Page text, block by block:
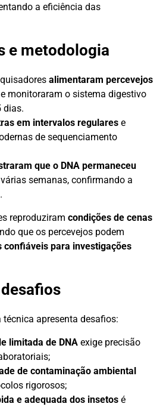
a eficiência das
e metodologia
alimentaram percevejos
e monitoraram o sistema digestivo
dias.
em intervalos regulares e
de sequenciamento
que o DNA permaneceu
semanas, confirmando a
reproduziram condições de cenas
que os percevejos podem
para investigações
apresenta desafios:
limitada de DNA exige precisão
de contaminação ambiental
rigorosos;
e adequada dos insetos é